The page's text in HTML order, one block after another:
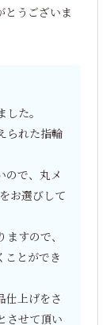
とうございま
た。
られた指輪
ので、丸メ
お選びして
すので、
ことができ
仕上げをさ
させて頂い